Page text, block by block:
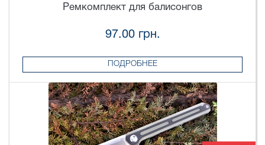
Ремкомплект для балисонгов
97.00 грн.
ПОДРОБНЕЕ